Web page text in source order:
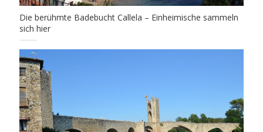
Die berühmte Badebucht Callela – Einheimische sammeln
sich hier